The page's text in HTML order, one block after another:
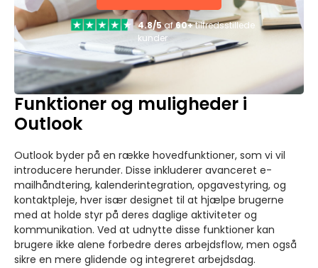
4.8/5af60+tilfredsstillede
kunder
Funktioner og muligheder i
Outlook
Outlook byder på en række hovedfunktioner, som vi vil
introducere herunder. Disse inkluderer avanceret e-
mailhåndtering, kalenderintegration, opgavestyring, og
kontaktpleje, hver især designet til at hjælpe brugerne
med at holde styr på deres daglige aktiviteter og
kommunikation. Ved at udnytte disse funktioner kan
brugere ikke alene forbedre deres arbejdsflow, men også
sikre en mere glidende og integreret arbejdsdag.